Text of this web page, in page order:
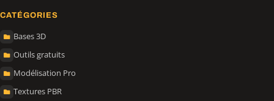
CATÉGORIES
Bases 3D
Outils gratuits
Modélisation Pro
Textures PBR